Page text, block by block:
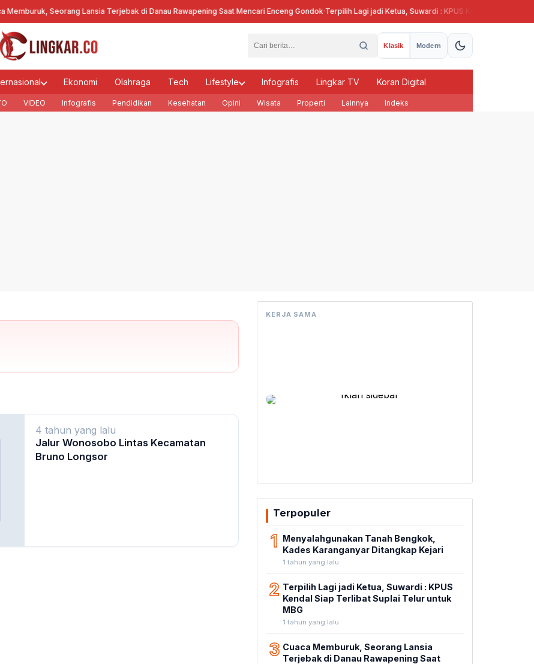
Seorang Lansia Terjebak di Danau Rawapening Saat Mencari Enceng Gondok·Terpilih Lagi jadi Ketua, Suwardi : KPUS Kendal Siap Terlibat
Klasik Modern
Ekonomi Olahraga Tech Lifestyle Infografis Lingkar TV Koran Digital
VIDEO Infografis Pendidikan Kesehatan Opini Wisata Properti Lainnya Indeks
4 tahun yang lalu
Jalur Wonosobo Lintas Kecamatan
Bruno Longsor
KERJA SAMA
Terpopuler
1 Menyalahgunakan Tanah Bengkok,
Kades Karanganyar Ditangkap Kejari
1 tahun yang lalu
2 Terpilih Lagi jadi Ketua, Suwardi : KPUS
Kendal Siap Terlibat Suplai Telur untuk
MBG
1 tahun yang lalu
3 Cuaca Memburuk, Seorang Lansia
Terjebak di Danau Rawapening Saat